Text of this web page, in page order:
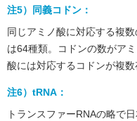
注5）同義コドン：
同じアミノ酸に対応する複
は64種類。コドンの数がア
酸には対応するコドンが複数
注6）tRNA：
トランスファーRNAの略で